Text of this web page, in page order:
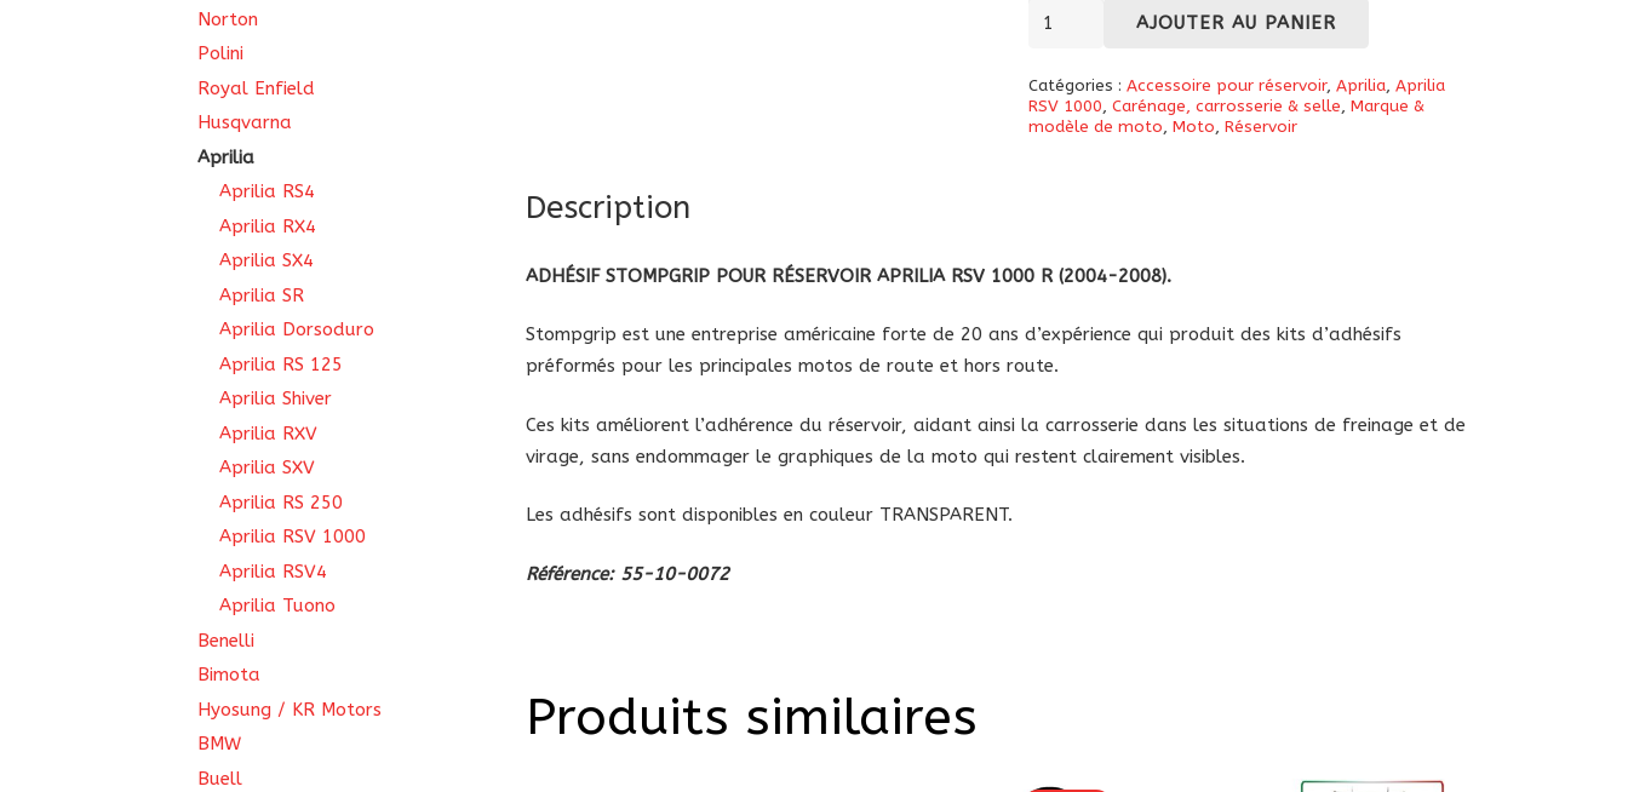
quantité
Autocollants
de
réservoir
1000
2004-
2008
AJOUTER AU PANIER
Catégories :Accessoire pour réservoir,Aprilia,Aprilia
RSV 1000,Carénage, carrosserie & selle,Marque &
modèle de moto,Moto,Réservoir
Description
ADHÉSIF STOMPGRIP POUR RÉSERVOIR APRILIA RSV 1000 R (2004-2008).
Stompgrip est une entreprise américaine forte de 20 ans d’expérience qui produit des kits d’adhésifs
préformés pour les principales motos de route et hors route.
Ces kits améliorent l’adhérence du réservoir, aidant ainsi la carrosserie dans les situations de freinage et de
virage, sans endommager le graphiques de la moto qui restent clairement visibles.
Les adhésifs sont disponibles en couleur TRANSPARENT.
Référence: 55-10-0072
Produits similaires
Norton
Polini
Royal Enfield
Husqvarna
Aprilia
Aprilia RS4
Aprilia RX4
Aprilia SX4
Aprilia SR
Aprilia Dorsoduro
Aprilia RS 125
Aprilia Shiver
Aprilia RXV
Aprilia SXV
Aprilia RS 250
Aprilia RSV 1000
Aprilia RSV4
Aprilia Tuono
Benelli
Bimota
Hyosung / KR Motors
BMW
Buell